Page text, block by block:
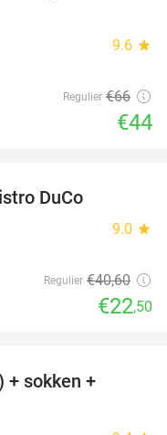
9.6 star
Regulier €66
€44
DuCo
9.0 star
Regulier €40,60
€22,50
+ sokken +